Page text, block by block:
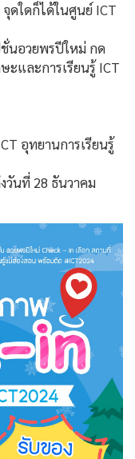
ใดก็ได้ในศูนย์ ICT
อวยพรปีใหม่ กด
และการเรียนรู้ ICT
อุทยานการเรียนรู้
นที่ 28 ธันวาคม